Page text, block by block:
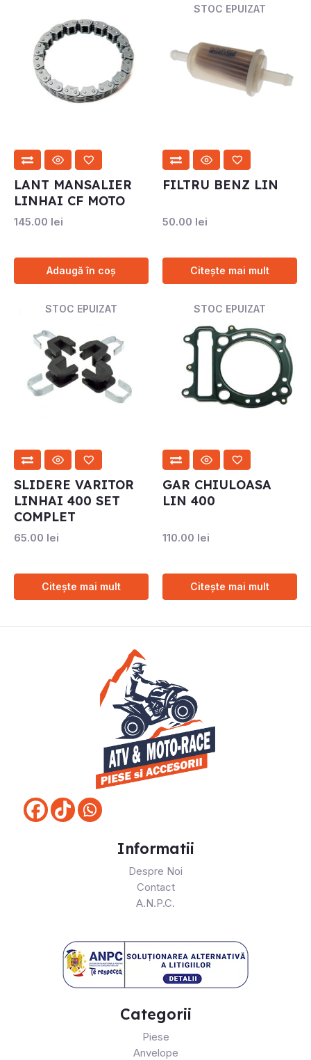
LANT MANSALIER
LINHAI CF MOTO
145.00 lei
Adaugă în coș
STOC EPUIZAT
FILTRU BENZ LIN
50.00 lei
Citește mai mult
STOC EPUIZAT
SLIDERE VARITOR
LINHAI 400 SET
COMPLET
65.00 lei
Citește mai mult
STOC EPUIZAT
GAR CHIULOASA
LIN 400
110.00 lei
Citește mai mult
Informatii
Despre Noi
Contact
A.N.P.C.
Categorii
Piese
Anvelope